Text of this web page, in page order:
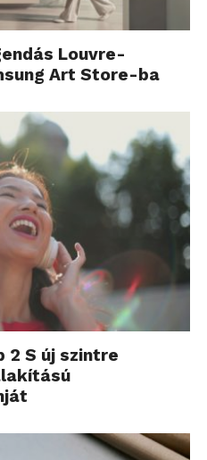
Louvre-
Art Store-ba
2 S új szintre